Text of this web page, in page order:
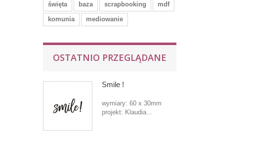
święta
baza scrapbooking
mdf
komunia
mediowanie
OSTATNIO PRZEGLĄDANE
Smile !
wymiary: 60 x 30mm
projekt: Klaudia...